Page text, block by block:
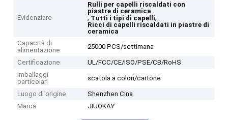
Evidenziare
Rulli per capelli riscaldati con
piastre di ceramica
, Tutti i tipi di capelli,
Ricci di capelli riscaldati in piastre di
ceramica
Capacità di
alimentazione
25000 PCS/settimana
Certificazione
UL/FCC/CE/ISO/PSE/CB/RoHS
Imballaggi
particolari
scatola a colori/cartone
Luogo di origine
Shenzhen Cina
Marca
JIUOKAY